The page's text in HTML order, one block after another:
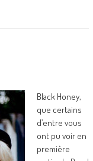
Black Honey,
que certains
d’entre vous
ont pu voir en
première